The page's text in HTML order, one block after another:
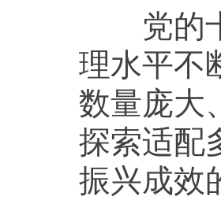
党的十
理水平不
数量庞大
探索适配
振兴成效